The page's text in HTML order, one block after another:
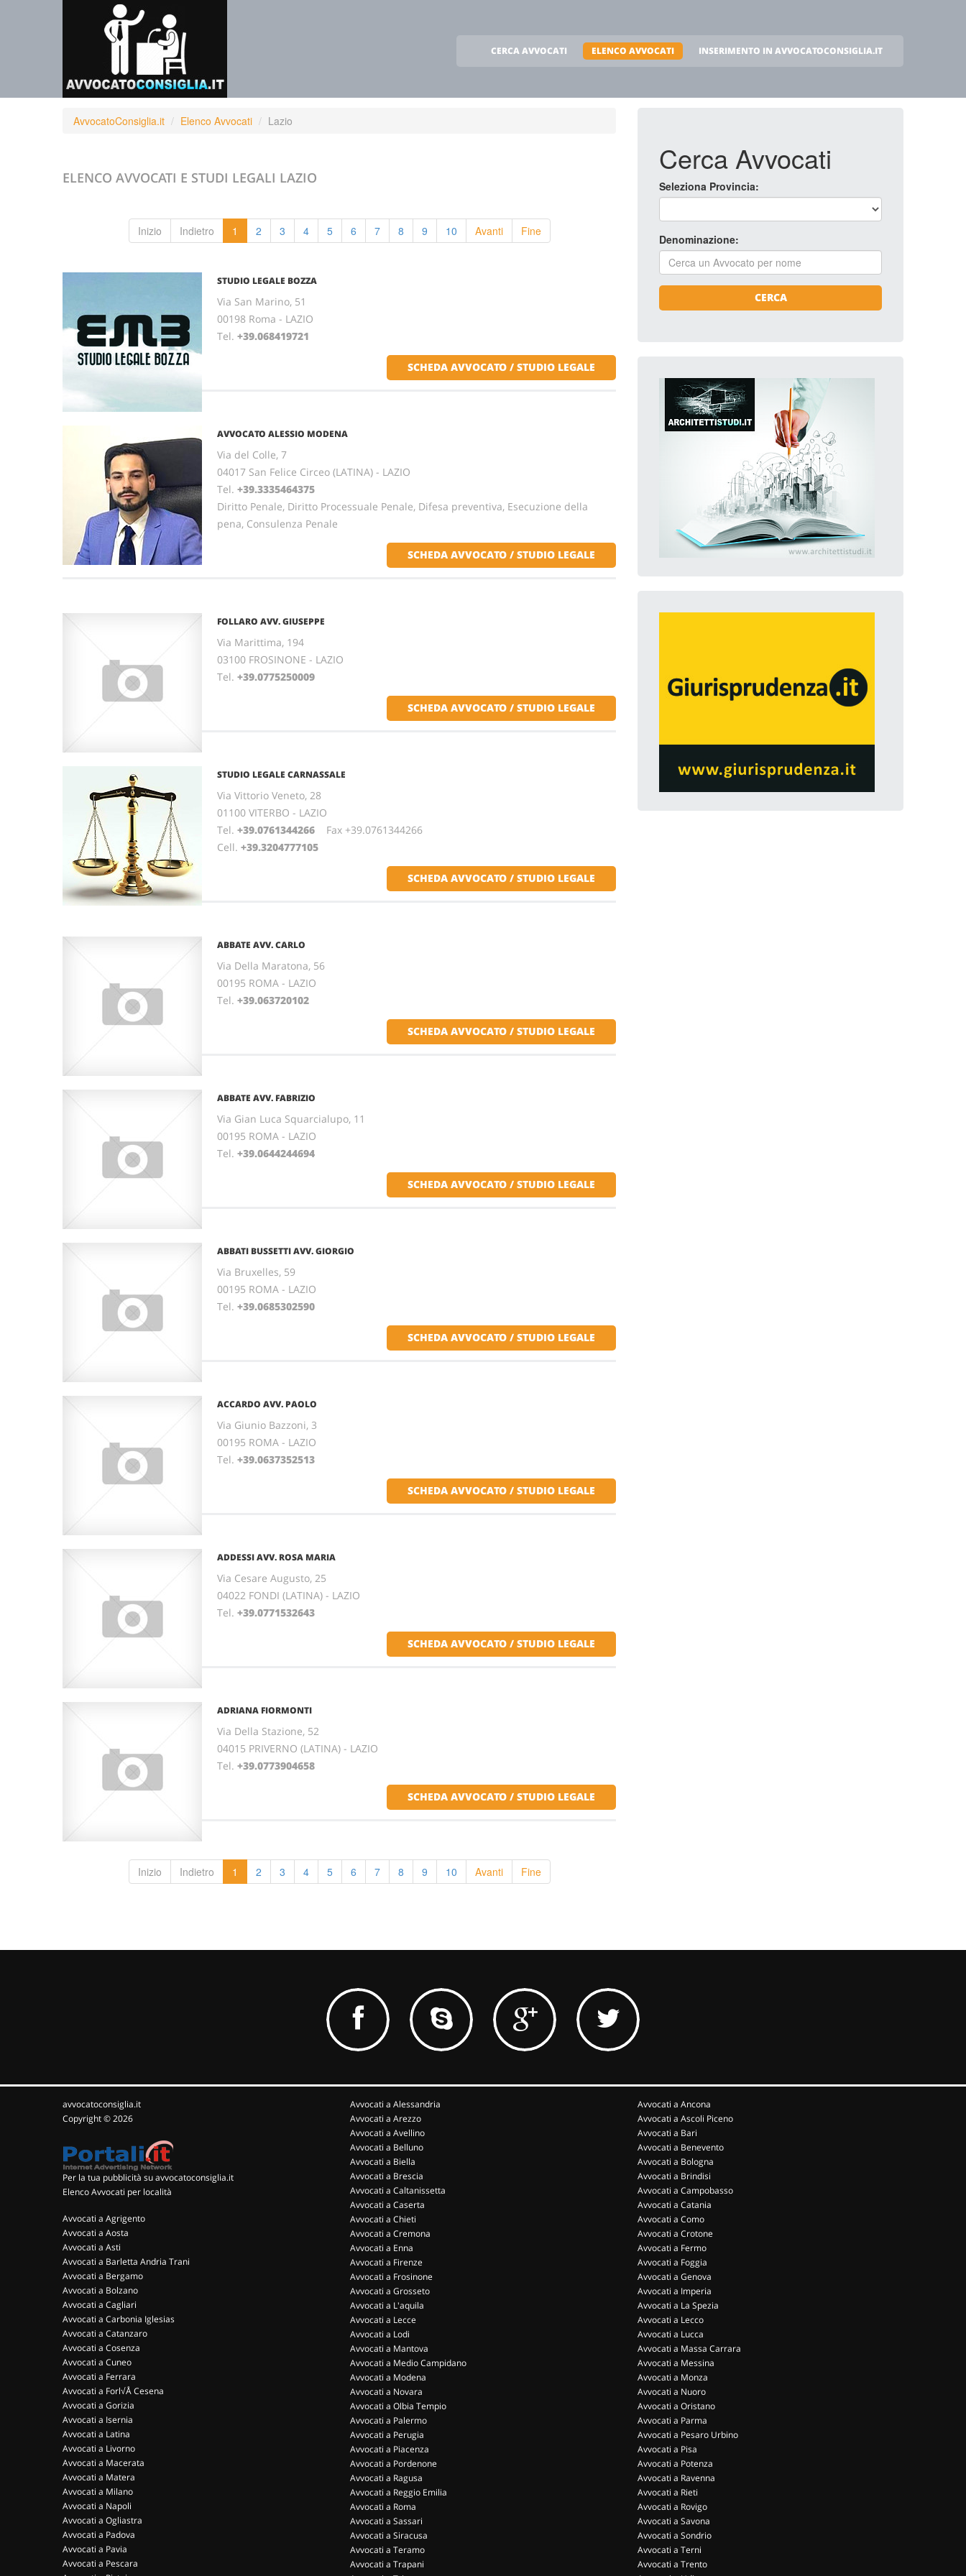
CERCA AVVOCATI ELENCO AVVOCATI INSERIMENTO IN AVVOCATOCONSIGLIA.IT
AvvocatoConsiglia.it Elenco Avvocati Lazio
ELENCO AVVOCATI E STUDI LEGALI LAZIO
Inizio Indietro 1 2 3 4 5 6 7 8 9 10 Avanti Fine
STUDIO LEGALE BOZZA
Via San Marino, 51
00198 Roma - LAZIO
Tel. +39.068419721
SCHEDA AVVOCATO / STUDIO LEGALE
AVVOCATO ALESSIO MODENA
Via del Colle, 7
04017 San Felice Circeo (LATINA) - LAZIO
Tel. +39.3335464375
Diritto Penale, Diritto Processuale Penale, Difesa preventiva, Esecuzione della
pena, Consulenza Penale
SCHEDA AVVOCATO / STUDIO LEGALE
FOLLARO AVV. GIUSEPPE
Via Marittima, 194
03100 FROSINONE - LAZIO
Tel. +39.0775250009
SCHEDA AVVOCATO / STUDIO LEGALE
STUDIO LEGALE CARNASSALE
Via Vittorio Veneto, 28
01100 VITERBO - LAZIO
Tel. +39.0761344266 Fax +39.0761344266
Cell. +39.3204777105
SCHEDA AVVOCATO / STUDIO LEGALE
ABBATE AVV. CARLO
Via Della Maratona, 56
00195 ROMA - LAZIO
Tel. +39.063720102
SCHEDA AVVOCATO / STUDIO LEGALE
ABBATE AVV. FABRIZIO
Via Gian Luca Squarcialupo, 11
00195 ROMA - LAZIO
Tel. +39.0644244694
SCHEDA AVVOCATO / STUDIO LEGALE
ABBATI BUSSETTI AVV. GIORGIO
Via Bruxelles, 59
00195 ROMA - LAZIO
Tel. +39.0685302590
SCHEDA AVVOCATO / STUDIO LEGALE
ACCARDO AVV. PAOLO
Via Giunio Bazzoni, 3
00195 ROMA - LAZIO
Tel. +39.0637352513
SCHEDA AVVOCATO / STUDIO LEGALE
ADDESSI AVV. ROSA MARIA
Via Cesare Augusto, 25
04022 FONDI (LATINA) - LAZIO
Tel. +39.0771532643
SCHEDA AVVOCATO / STUDIO LEGALE
ADRIANA FIORMONTI
Via Della Stazione, 52
04015 PRIVERNO (LATINA) - LAZIO
Tel. +39.0773904658
SCHEDA AVVOCATO / STUDIO LEGALE
Inizio Indietro 1 2 3 4 5 6 7 8 9 10 Avanti Fine
Cerca Avvocati
Seleziona Provincia:
Denominazione:
CERCA
avvocatoconsiglia.it
Copyright © 2026
Per la tua pubblicità su avvocatoconsiglia.it
Elenco Avvocati per località
Avvocati a Agrigento
Avvocati a Aosta
Avvocati a Asti
Avvocati a Barletta Andria Trani
Avvocati a Bergamo
Avvocati a Bolzano
Avvocati a Cagliari
Avvocati a Carbonia Iglesias
Avvocati a Catanzaro
Avvocati a Cosenza
Avvocati a Cuneo
Avvocati a Ferrara
Avvocati a Forl√Å Cesena
Avvocati a Gorizia
Avvocati a Isernia
Avvocati a Latina
Avvocati a Livorno
Avvocati a Macerata
Avvocati a Matera
Avvocati a Milano
Avvocati a Napoli
Avvocati a Ogliastra
Avvocati a Padova
Avvocati a Pavia
Avvocati a Pescara
Avvocati a Alessandria
Avvocati a Arezzo
Avvocati a Avellino
Avvocati a Belluno
Avvocati a Biella
Avvocati a Brescia
Avvocati a Caltanissetta
Avvocati a Caserta
Avvocati a Chieti
Avvocati a Cremona
Avvocati a Enna
Avvocati a Firenze
Avvocati a Frosinone
Avvocati a Grosseto
Avvocati a L'aquila
Avvocati a Lecce
Avvocati a Lodi
Avvocati a Mantova
Avvocati a Medio Campidano
Avvocati a Modena
Avvocati a Novara
Avvocati a Olbia Tempio
Avvocati a Palermo
Avvocati a Perugia
Avvocati a Piacenza
Avvocati a Pordenone
Avvocati a Ragusa
Avvocati a Reggio Emilia
Avvocati a Roma
Avvocati a Sassari
Avvocati a Siracusa
Avvocati a Teramo
Avvocati a Trapani
Avvocati a Ancona
Avvocati a Ascoli Piceno
Avvocati a Bari
Avvocati a Benevento
Avvocati a Bologna
Avvocati a Brindisi
Avvocati a Campobasso
Avvocati a Catania
Avvocati a Como
Avvocati a Crotone
Avvocati a Fermo
Avvocati a Foggia
Avvocati a Genova
Avvocati a Imperia
Avvocati a La Spezia
Avvocati a Lecco
Avvocati a Lucca
Avvocati a Massa Carrara
Avvocati a Messina
Avvocati a Monza
Avvocati a Nuoro
Avvocati a Oristano
Avvocati a Parma
Avvocati a Pesaro Urbino
Avvocati a Pisa
Avvocati a Potenza
Avvocati a Ravenna
Avvocati a Rieti
Avvocati a Rovigo
Avvocati a Savona
Avvocati a Sondrio
Avvocati a Terni
Avvocati a Trento